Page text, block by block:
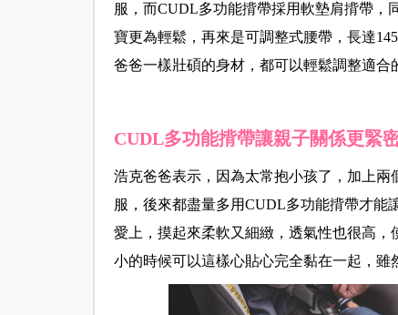
服，而CUDL多功能揹帶採用軟墊肩揹帶，
寶更為輕鬆，再來是可調整式腰帶，長達
爸爸一樣壯碩的身材，都可以輕鬆調整適合
CUDL多功能揹帶讓親子關係更緊
浩克爸爸表示，因為太常抱小孩了，加上
服，後來都盡量多用CUDL多功能揹帶才能
愛上，摸起來柔軟又細緻，透氣性也很高
小的時候可以這樣心貼心完全黏在一起，雖